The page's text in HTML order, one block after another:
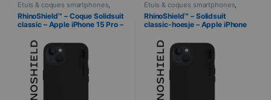
Étuis & coques smartphones,
Mobile,RhinoShield Telefonie
RhinoShield™ – Coque Solidsuit
classic – Apple iPhone 15 Pro –
Étuis & coques smartphones,
Mobile,RhinoShield,Telefonie
RhinoShield™ – Solidsuit
classic-hoesje – Apple iPhone
STRAW HAT